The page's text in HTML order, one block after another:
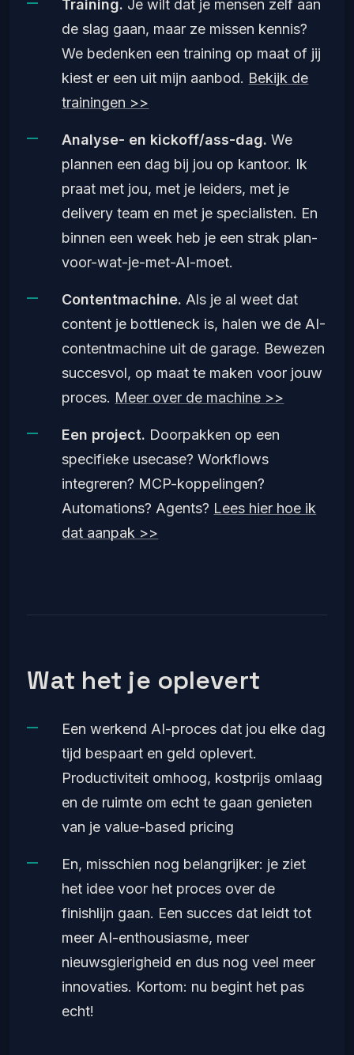
Training. Je wilt dat je mensen zelf aan
de slag gaan, maar ze missen kennis?
We bedenken een training op maat of jij
kiest er een uit mijn aanbod. Bekijk de
trainingen >>
Analyse- en kickoff/ass-dag.We
plannen een dag bij jou op kantoor. Ik
praat met jou, met je leiders, met je
delivery team en met je specialisten. En
binnen een week heb je een strak plan-
voor-wat-je-met-AI-moet.
Contentmachine. Als je al weet dat
content je bottleneck is, halen we de AI-
contentmachine uit de garage. Bewezen
succesvol, op maat te maken voor jouw
proces. Meer over de machine >>
Een project. Doorpakken op een
specifieke usecase? Workflows
integreren? MCP-koppelingen?
Automations? Agents? Lees hier hoe ik
dat aanpak >>
Wat het je oplevert
Een werkend AI-proces dat jou elke dag
tijd bespaart en geld oplevert.
Productiviteit omhoog, kostprijs omlaag
en de ruimte om echt te gaan genieten
van je value-based pricing
En, misschien nog belangrijker: je ziet
het idee voor het proces over de
finishlijn gaan. Een succes dat leidt tot
meer AI-enthousiasme, meer
nieuwsgierigheid en dus nog veel meer
innovaties. Kortom: nu begint het pas
echt!